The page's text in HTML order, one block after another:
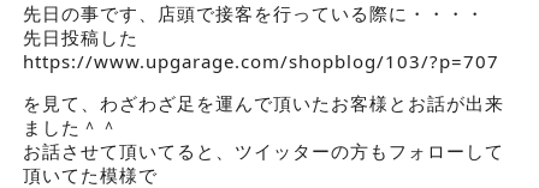
先日の事です、店頭で接客を行っている際に・・・・
先日投稿した
https://www.upgarage.com/shopblog/103/?p=707
を見て、わざわざ足を運んで頂いたお客様とお話が出来
ました＾＾
お話させて頂いてると、ツイッターの方もフォローして
頂いてた模様で